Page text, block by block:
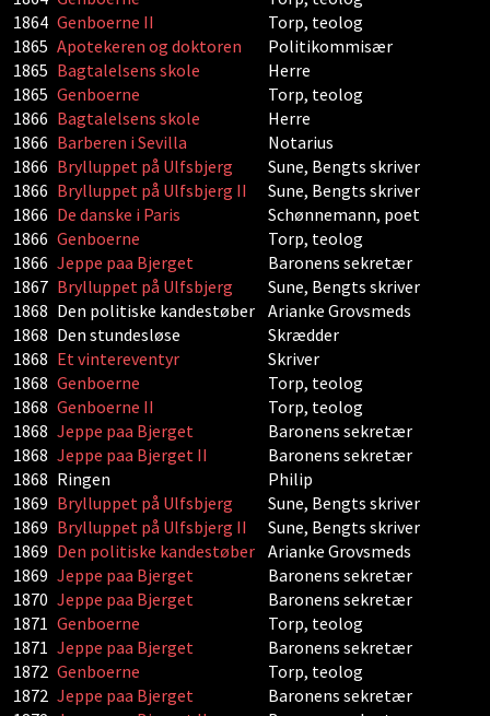
1864 Genboerne II
Torp, teolog
1865 Apotekeren og doktoren
Politikommisær
1865 Bagtalelsens skole
Herre
1865 Genboerne
Torp, teolog
1866 Bagtalelsens skole
Herre
1866 Barberen i Sevilla
Notarius
1866 Brylluppet på Ulfsbjerg
Sune, Bengts skriver
1866 Brylluppet på Ulfsbjerg II
Sune, Bengts skriver
1866 De danske i Paris
Schønnemann, poet
1866 Genboerne
Torp, teolog
1866 Jeppe paa Bjerget
Baronens sekretær
1867 Brylluppet på Ulfsbjerg
Sune, Bengts skriver
1868 Den politiske kandestøber Arianke Grovsmeds
1868 Den stundesløse
Skrædder
1868 Et vintereventyr
Skriver
1868 Genboerne
Torp, teolog
1868 Genboerne II
Torp, teolog
1868 Jeppe paa Bjerget
Baronens sekretær
1868 Jeppe paa Bjerget II
Baronens sekretær
1868 Ringen
Philip
1869 Brylluppet på Ulfsbjerg
Sune, Bengts skriver
1869 Brylluppet på Ulfsbjerg II
Sune, Bengts skriver
1869 Den politiske kandestøber Arianke Grovsmeds
1869 Jeppe paa Bjerget
Baronens sekretær
1870 Jeppe paa Bjerget
Baronens sekretær
1871 Genboerne
Torp, teolog
1871 Jeppe paa Bjerget
Baronens sekretær
1872 Genboerne
Torp, teolog
1872 Jeppe paa Bjerget
Baronens sekretær